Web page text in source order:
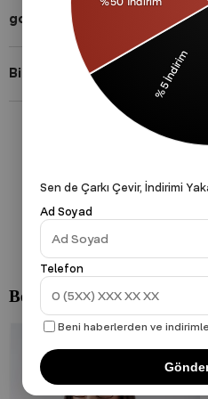
gothamVibes Hakkında
Bizi Takip Et!
Sen de Çarkı Çevir, İndirimi
Ad Soyad
Telefon
Beni haberlerden ve